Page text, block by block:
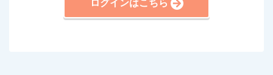
ログインはこちら